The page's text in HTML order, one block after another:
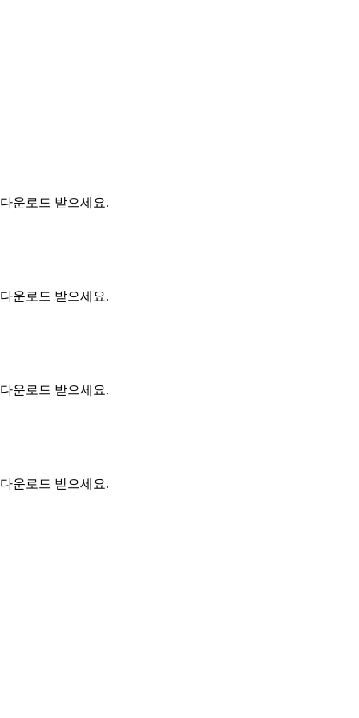
운로드 받으세요.
운로드 받으세요.
운로드 받으세요.
운로드 받으세요.